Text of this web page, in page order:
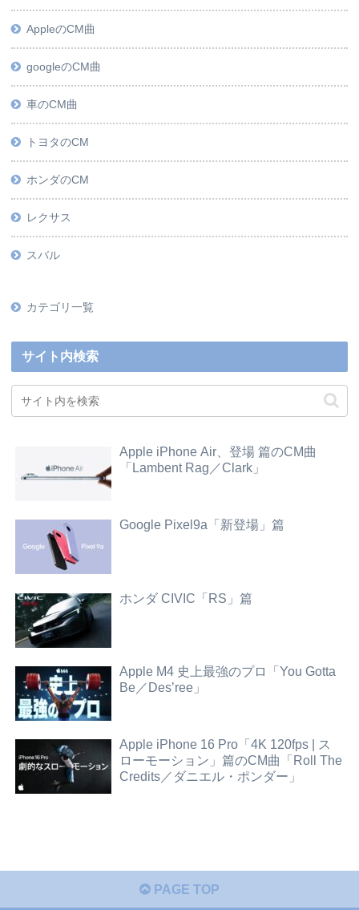
AppleのCM曲
googleのCM曲
車のCM曲
トヨタのCM
ホンダのCM
レクサス
スバル
カテゴリ一覧
サイト内検索
Apple iPhone Air、登場 篇のCM曲
「Lambent Rag／Clark」
Google Pixel9a「新登場」篇
ホンダ CIVIC「RS」篇
Apple M4 史上最強のプロ「You Gotta
Be／Des’ree」
Apple iPhone 16 Pro「4K 120fps | ス
ローモーション」篇のCM曲「Roll The
Credits／ダニエル・ポンダー」
PAGE TOP